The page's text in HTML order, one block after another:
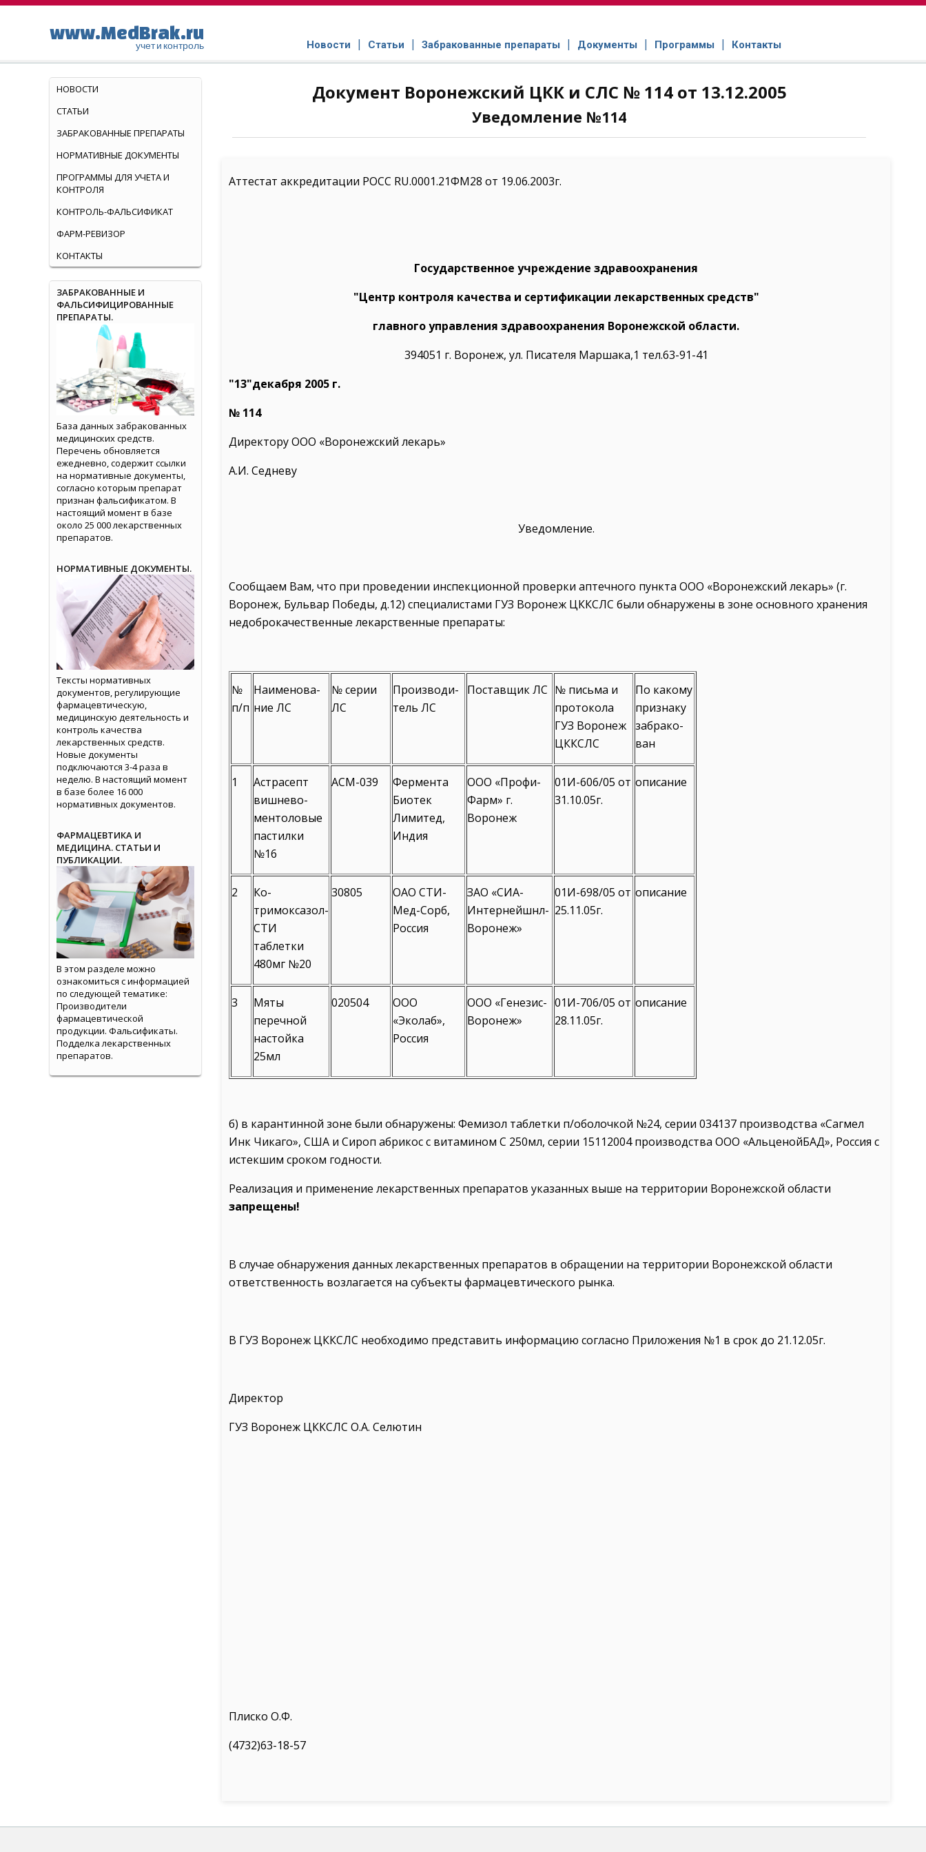
www.MedBrak.ru
учет и контроль Новости Статьи Забракованные препараты Документы Программы Контакты
Документ Воронежский ЦКК и СЛС № 114 от 13.12.2005
Уведомление №114
Аттестат аккредитации РОСС RU.0001.21ФМ28 от 19.06.2003г.
Государственное учреждение здравоохранения
"Центр контроля качества и сертификации лекарственных средств"
главного управления здравоохранения Воронежской области.
394051 г. Воронеж, ул. Писателя Маршака,1 тел.63-91-41
"13"декабря 2005 г.
№ 114
Директору ООО «Воронежский лекарь»
А.И. Седневу
Уведомление.
Сообщаем Вам, что при проведении инспекционной проверки аптечного пункта ООО «Воронежский лекарь» (г.
Воронеж, Бульвар Победы, д.12) специалистами ГУЗ Воронеж ЦККСЛС были обнаружены в зоне основного хранения
недоброкачественные лекарственные препараты:
№
п/п
Наименова-
ние ЛС
№ серии
ЛС
Производи-
тель ЛС
Поставщик ЛС № письма и
протокола
ГУЗ Воронеж
ЦККСЛС
По какому
признаку
забрако-
ван
1
Астрасепт
вишнево-
ментоловые
пастилки
№16
АСМ-039
Фермента
Биотек
Лимитед,
Индия
ООО «Профи-
Фарм» г.
Воронеж
01И-606/05 от
31.10.05г.
описание
2
Ко-
тримоксазол-
СТИ
таблетки
480мг №20
30805
ОАО СТИ-
Мед-Сорб,
Россия
ЗАО «СИА-
Интернейшнл-
Воронеж»
01И-698/05 от
25.11.05г.
описание
3
Мяты
перечной
настойка
25мл
020504
ООО
«Эколаб»,
Россия
ООО «Генезис-
Воронеж»
01И-706/05 от
28.11.05г.
описание
б) в карантинной зоне были обнаружены: Фемизол таблетки п/оболочкой №24, серии 034137 производства «Сагмел
Инк Чикаго», США и Сироп абрикос с витамином С 250мл, серии 15112004 производства ООО «АльценойБАД», Россия с
истекшим сроком годности.
Реализация и применение лекарственных препаратов указанных выше на территории Воронежской области
запрещены!
В случае обнаружения данных лекарственных препаратов в обращении на территории Воронежской области
ответственность возлагается на субъекты фармацевтического рынка.
В ГУЗ Воронеж ЦККСЛС необходимо представить информацию согласно Приложения №1 в срок до 21.12.05г.
Директор
ГУЗ Воронеж ЦККСЛС О.А. Селютин
Плиско О.Ф.
(4732)63-18-57
НОВОСТИ
СТАТЬИ
ЗАБРАКОВАННЫЕ ПРЕПАРАТЫ
НОРМАТИВНЫЕ ДОКУМЕНТЫ
ПРОГРАММЫ ДЛЯ УЧЕТА И
КОНТРОЛЯ
КОНТРОЛЬ-ФАЛЬСИФИКАТ
ФАРМ-РЕВИЗОР
КОНТАКТЫ
ЗАБРАКОВАННЫЕ И
ФАЛЬСИФИЦИРОВАННЫЕ
ПРЕПАРАТЫ.
База данных забракованных
медицинских средств.
Перечень обновляется
ежедневно, содержит ссылки
на нормативные документы,
согласно которым препарат
признан фальсификатом. В
настоящий момент в базе
около 25 000 лекарственных
препаратов.
НОРМАТИВНЫЕ ДОКУМЕНТЫ.
Тексты нормативных
документов, регулирующие
фармацевтическую,
медицинскую деятельность и
контроль качества
лекарственных средств.
Новые документы
подключаются 3-4 раза в
неделю. В настоящий момент
в базе более 16 000
нормативных документов.
ФАРМАЦЕВТИКА И
МЕДИЦИНА. СТАТЬИ И
ПУБЛИКАЦИИ.
В этом разделе можно
ознакомиться с информацией
по следующей тематике:
Производители
фармацевтической
продукции. Фальсификаты.
Подделка лекарственных
препаратов.